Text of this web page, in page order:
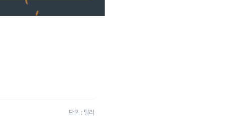
단위 : 달러